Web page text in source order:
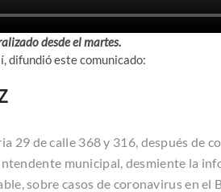
desde el martes.
difundió este comunicado:
29 de calle 368 y 316, después de
municipal, desmiente la
sobre casos de coronavirus en el